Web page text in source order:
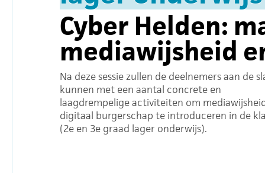
Cyber Helden:
mediawijsheid
Na deze sessie zullen de deelnemers aan de
kunnen met een aantal concrete en
laagdrempelige activiteiten om
digitaal burgerschap te introduceren in de
(2e en 3e graad lager onderwijs).